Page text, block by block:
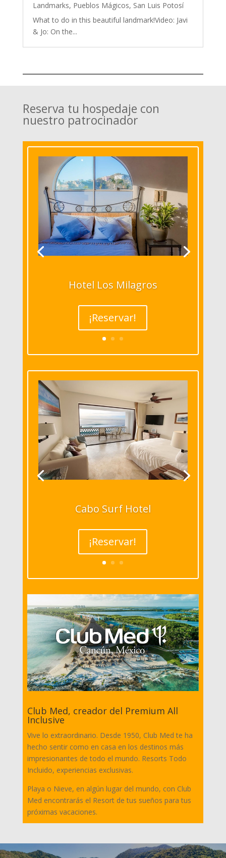
Landmarks, Pueblos Mágicos, San Luis Potosí
What to do in this beautiful landmark!Video: Javi
& Jo: On the...
Reserva tu hospedaje con
nuestro patrocinador
Hotel Los Milagros
¡Reservar!
Cabo Surf Hotel
¡Reservar!
Club Med, creador del Premium All
Inclusive
Vive lo extraordinario. Desde 1950, Club Med te ha
hecho sentir como en casa en los destinos más
impresionantes de todo el mundo. Resorts Todo
Incluido, experiencias exclusivas.
Playa o Nieve, en algún lugar del mundo, con Club
Med encontrarás el Resort de tus sueños para tus
próximas vacaciones.